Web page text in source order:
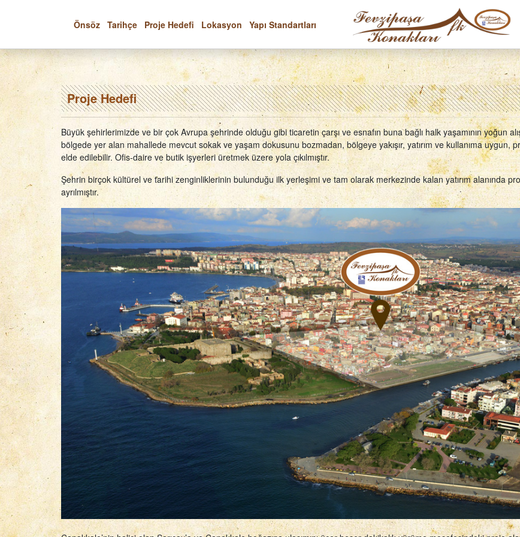
Önsöz Tarihçe Proje Hedefi Lokasyon Yapı Standartları
Proje Hedefi
Büyük şehirlerimizde ve bir çok Avrupa şehrinde olduğu gibi ticaretin çarşı ve esnafın buna bağlı halk yaşamının yoğun
bölgede yer alan mahallede mevcut sokak ve yaşam dokusunu bozmadan, bölgeye yakışır, yatırım ve kullanıma
elde edilebilir. Ofis-daire ve butik işyerleri üretmek üzere yola çıkılmıştır.
Şehrin birçok kültürel ve tarihi zenginliklerinin bulunduğu ilk yerleşimi ve tam olarak merkezinde kalan yatırım alanında
ayrılmıştır.